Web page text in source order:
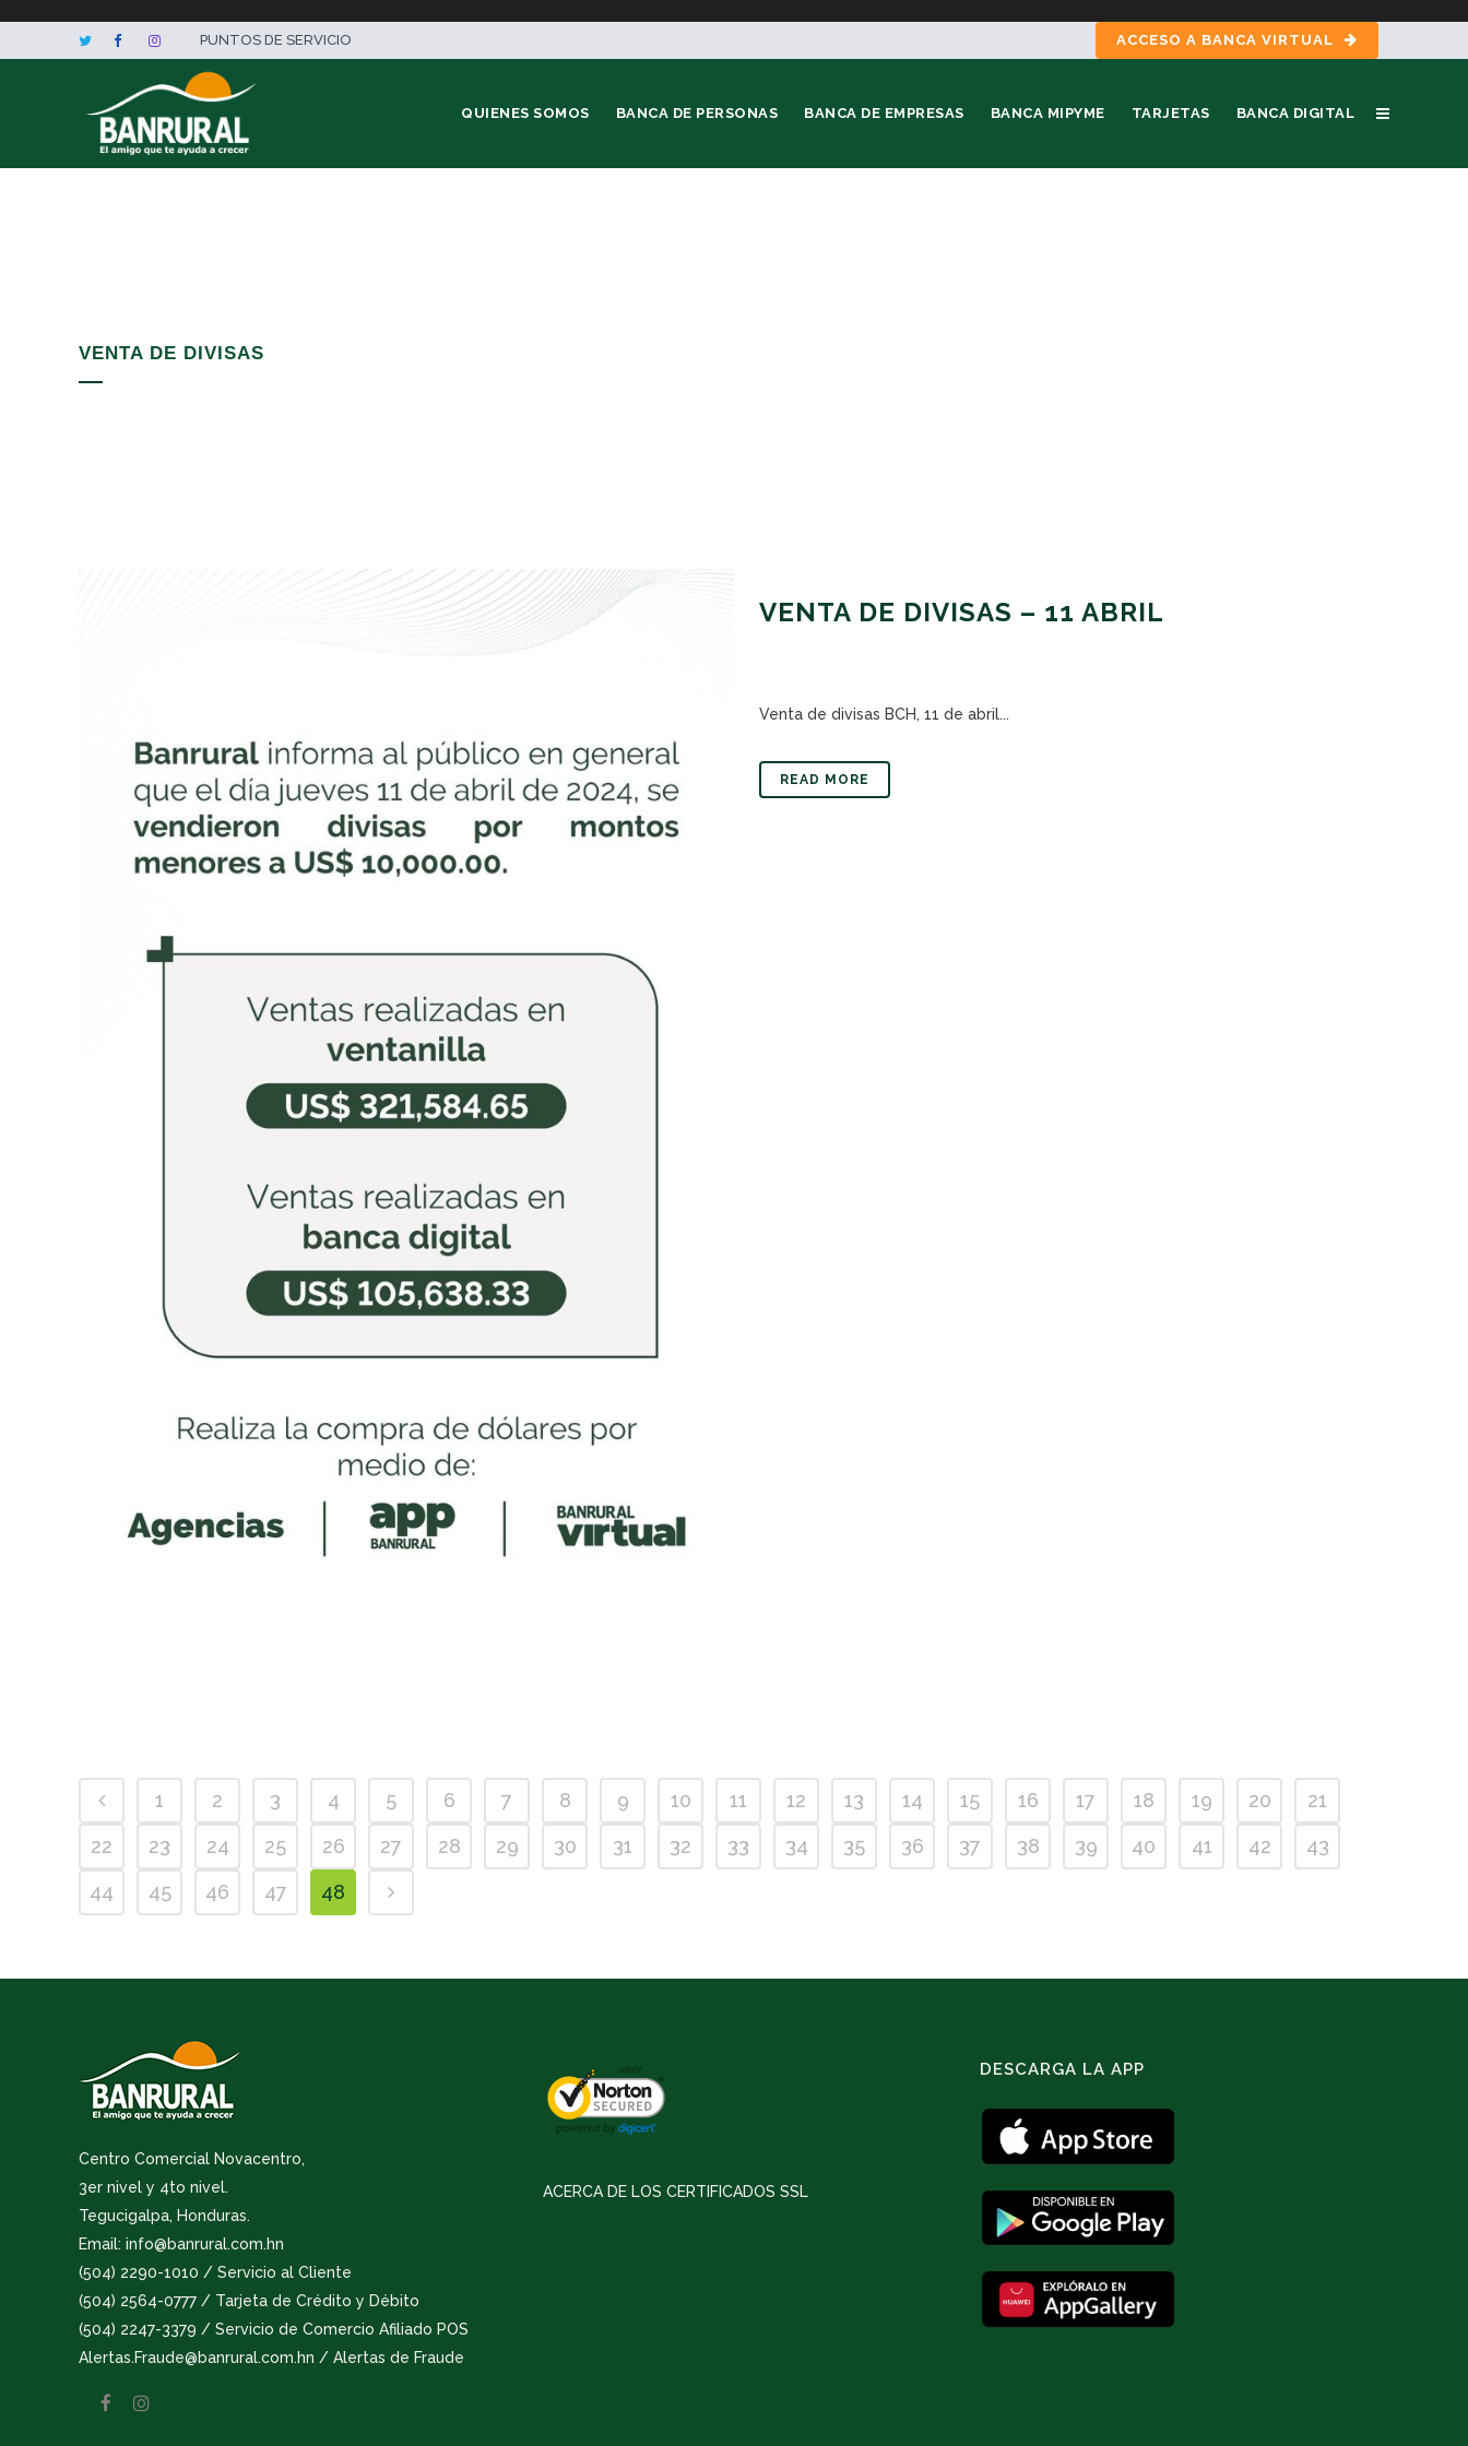
PUNTOS DE SERVICIO ACCESO A BANCA VIRTUAL
QUIENES SOMOS BANCA DE PERSONAS BANCA DE EMPRESAS BANCA MIPYME TARJETAS BANCA DIGITAL
VENTA DE DIVISAS
VENTA DE DIVISAS – 11 ABRIL
Venta de divisas BCH, 11 de abril...
READ MORE
1 2 3 4 5 6 7 8 9 10 11 12 13 14 15 16 17 18 19 20
21
22
23 24 25 26 27 28 29 30 31 32 33 34 35 36 37 38 39 40 41 42
43
44
45 46 47 48
Centro Comercial Novacentro,
3er nivel y 4to nivel.
Tegucigalpa, Honduras.
Email: info@banrural.com.hn
(504) 2290-1010 / Servicio al Cliente
(504) 2564-0777 / Tarjeta de Crédito y Débito
(504) 2247-3379 / Servicio de Comercio Afiliado POS
Alertas.Fraude@banrural.com.hn / Alertas de Fraude
ACERCA DE LOS CERTIFICADOS SSL
DESCARGA LA APP